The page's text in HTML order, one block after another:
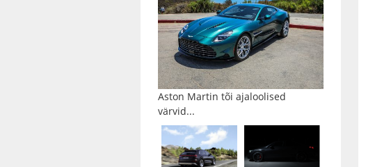
Aston Martin tõi ajaloolised
värvid...